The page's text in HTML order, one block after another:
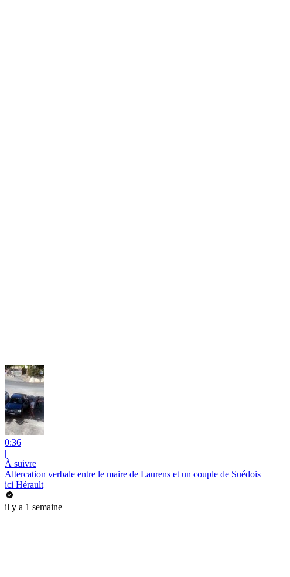
0:36
|
À suivre
Altercation verbale entre le maire de Laurens et un couple de Suédois
ici Hérault
il y a 1 semaine